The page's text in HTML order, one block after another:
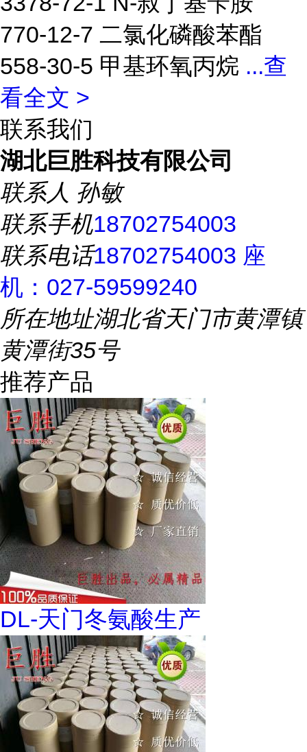
770-12-7 二氯化磷酸苯酯
558-30-5 甲基环氧丙烷 ...查
看全文 >
联系我们
湖北巨胜科技有限公司
联系人 孙敏
联系手机18702754003
联系电话18702754003 座
机：027-59599240
所在地址湖北省天门市黄潭镇
黄潭街35号
推荐产品
DL-天门冬氨酸生产